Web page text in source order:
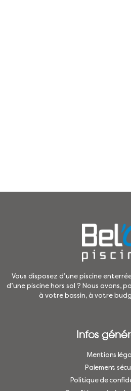
Vous disposez d’une piscine
d’une piscine hors sol ? Nous avons,
à votre bassin, à votre
Infos
Mentions
Paiement
Politique de